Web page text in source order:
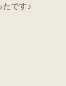
たです♪